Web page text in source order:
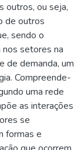
outros, ou seja,
de outros
sendo o
nos setores na
de demanda, um
Compreende-
uma rede
as interações
se
formas e